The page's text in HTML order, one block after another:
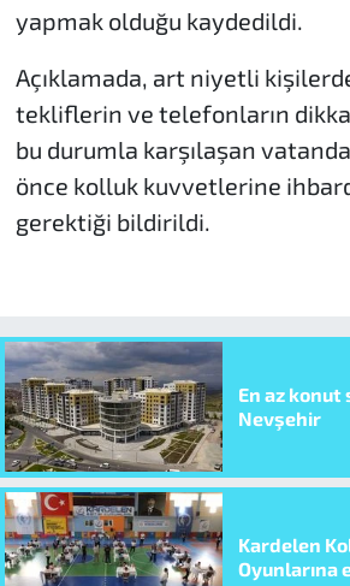
yapmak olduğu kaydedildi.
Açıklamada, art niyetli
tekliflerin ve telefonların
bu durumla karşılaşan
önce kolluk kuvvetlerine
gerektiği bildirildi.
En az konut
Nevşehir
Kardelen
Oyunlarına